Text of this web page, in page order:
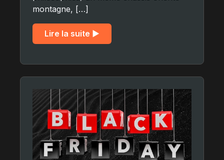
montagne, […]
Lire la suite ▶︎